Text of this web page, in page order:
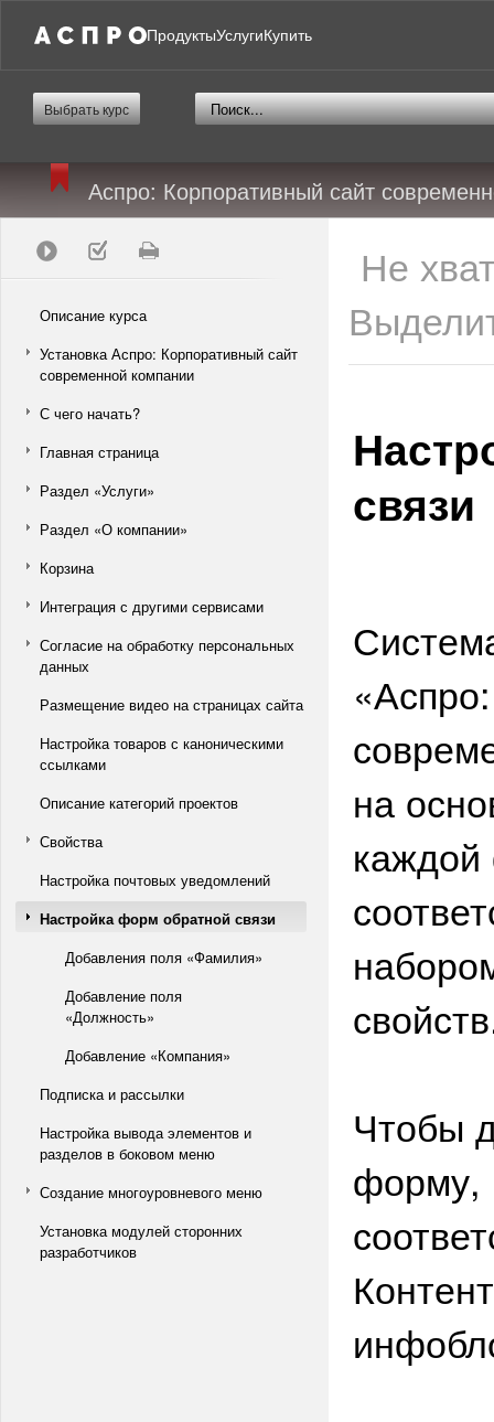
ПродуктыУслугиКупить
Выбрать курс
Аспро: Корпоративный сайт
Описание курса
Установка Аспро: Корпоративный сайт
современной компании
С чего начать?
Главная страница
Раздел «Услуги»
Раздел «О компании»
Корзина
Интеграция с другими сервисами
Согласие на обработку персональных
данных
Размещение видео на страницах сайта
Настройка товаров с каноническими
ссылками
Описание категорий проектов
Свойства
Настройка почтовых уведомлений
Настройка форм обратной связи
Добавления поля «Фамилия»
Добавление поля
«Должность»
Добавление «Компания»
Подписка и рассылки
Настройка вывода элементов и
разделов в боковом меню
Создание многоуровневого меню
Установка модулей сторонних
разработчиков
Не
связи
на
Чтобы
форму,